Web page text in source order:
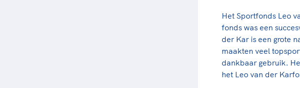
Het Sportfonds Leo
fonds was een
der Kar is een grote
maakten veel
dankbaar gebruik.
het Leo van der